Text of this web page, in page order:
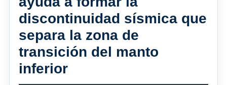
discontinuidad sísmica que
separa la zona de
transición del manto
inferior